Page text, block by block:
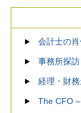
会計士の肖
事務所探訪
経理・財
The CFO